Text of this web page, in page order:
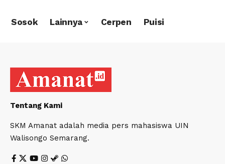
Sosok Lainnya Cerpen Puisi
Tentang Kami
SKM Amanat adalah media pers mahasiswa UIN
Walisongo Semarang.